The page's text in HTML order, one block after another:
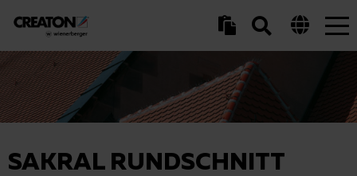
SAKRAL RUNDSCHNITT